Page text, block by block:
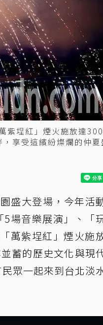
紫埕紅」煙火施放達300
享受這繽紛燦爛的仲夏
盛大登場，今年活
場音樂展演」、「
萬紫埕紅」煙火施
蓄的歷史文化與現
眾一起來到台北淡